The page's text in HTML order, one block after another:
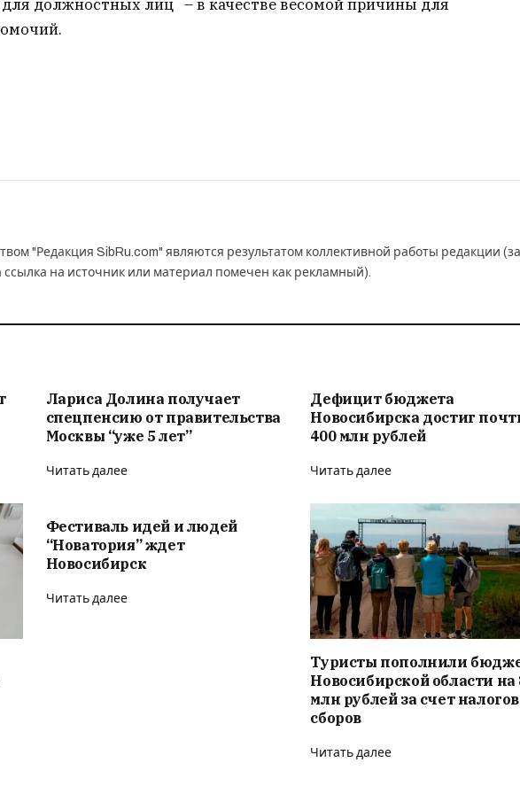
должностных лиц – в качестве весомой причины для
"Редакция SibRu.com" являются результатом коллективной работы редакции (за
на источник или материал помечен как рекламный).
Лариса Долина получает
спецпенсию от правительства
Москвы “уже 5 лет”
Читать далее
Дефицит бюджета
Новосибирска достиг
400 млн рублей
Читать далее
Фестиваль идей и людей
“Новатория” ждет
Новосибирск
Читать далее
Туристы пополнили
Новосибирской области на
млн рублей за счет
сборов
Читать далее